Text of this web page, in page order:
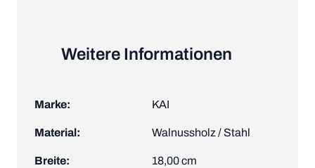
Weitere Informationen
Marke: KAI
Material: Walnussholz / Stahl
Breite: 18,00 cm